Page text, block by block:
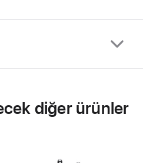
diğer ürünler